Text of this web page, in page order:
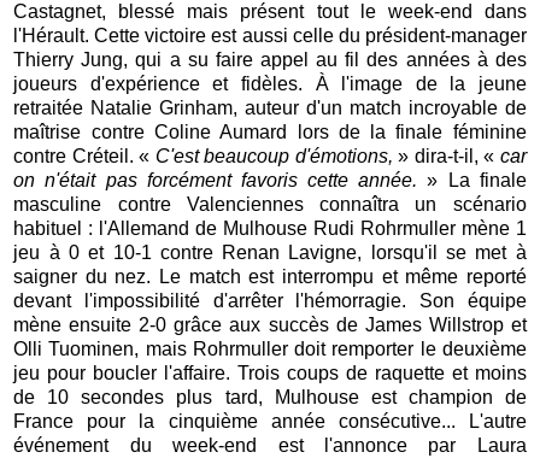
Castagnet, blessé mais présent tout le week-end dans
l'Hérault. Cette victoire est aussi celle du président-manager
Thierry Jung, qui a su faire appel au fil des années à des
joueurs d'expérience et fidèles. À l'image de la jeune
retraitée Natalie Grinham, auteur d'un match incroyable de
maîtrise contre Coline Aumard lors de la finale féminine
contre Créteil. « C'est beaucoup d'émotions, » dira-t-il, « car
on n'était pas forcément favoris cette année. » La finale
masculine contre Valenciennes connaîtra un scénario
habituel : l'Allemand de Mulhouse Rudi Rohrmuller mène 1
jeu à 0 et 10-1 contre Renan Lavigne, lorsqu'il se met à
saigner du nez. Le match est interrompu et même reporté
devant l'impossibilité d'arrêter l'hémorragie. Son équipe
mène ensuite 2-0 grâce aux succès de James Willstrop et
Olli Tuominen, mais Rohrmuller doit remporter le deuxième
jeu pour boucler l'affaire. Trois coups de raquette et moins
de 10 secondes plus tard, Mulhouse est champion de
France pour la cinquième année consécutive... L'autre
événement du week-end est l'annonce par Laura